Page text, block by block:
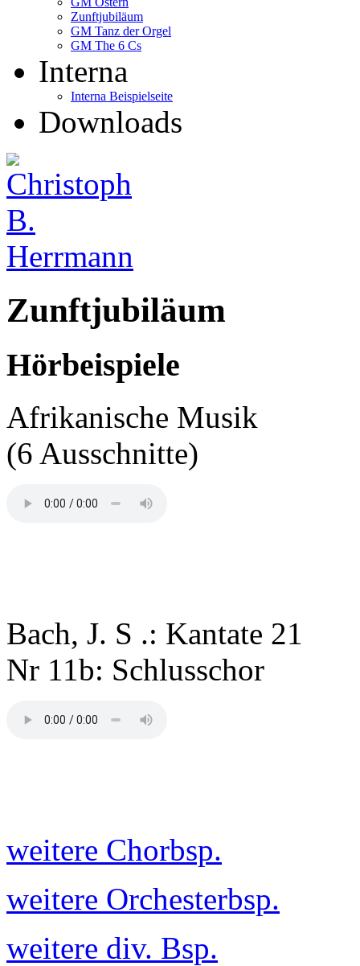
Zunftjubiläum
GM Tanz der Orgel
GM The 6 Cs
Interna
Interna Beispielseite
Downloads
Zunftjubiläum
Hörbeispiele
Afrikanische Musik
(6 Ausschnitte)
Bach, J. S .: Kantate 21
Nr 11b: Schlusschor
weitere Chorbsp.
weitere Orchesterbsp.
weitere div. Bsp.